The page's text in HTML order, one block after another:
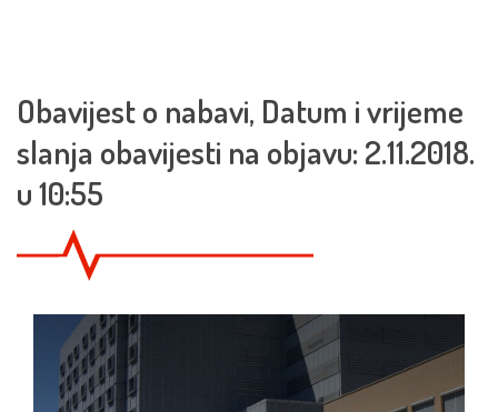
Obavijest o nabavi, Datum i vrijeme
slanja obavijesti na objavu: 2.11.2018.
u 10:55